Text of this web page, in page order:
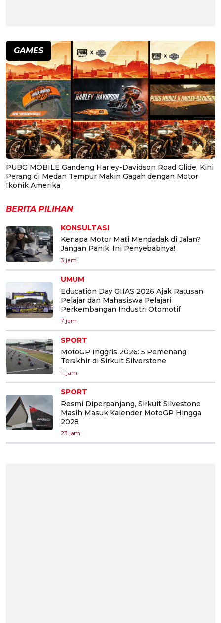
GAMES
PUBG MOBILE Gandeng Harley-Davidson Road Glide, Kini
Perang di Medan Tempur Makin Gagah dengan Motor
Ikonik Amerika
BERITA PILIHAN
KONSULTASI
Kenapa Motor Mati Mendadak di Jalan?
Jangan Panik, Ini Penyebabnya!
3 jam
UMUM
Education Day GIIAS 2026 Ajak Ratusan
Pelajar dan Mahasiswa Pelajari
Perkembangan Industri Otomotif
7 jam
SPORT
MotoGP Inggris 2026: 5 Pemenang
Terakhir di Sirkuit Silverstone
11 jam
SPORT
Resmi Diperpanjang, Sirkuit Silvestone
Masih Masuk Kalender MotoGP Hingga
2028
23 jam